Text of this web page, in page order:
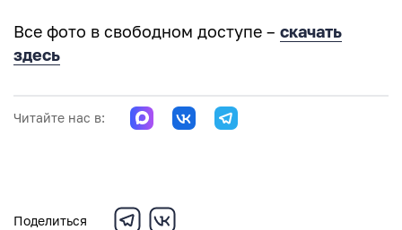
Все фото в свободном доступе – скачать
здесь
Читайте нас в:
Поделиться